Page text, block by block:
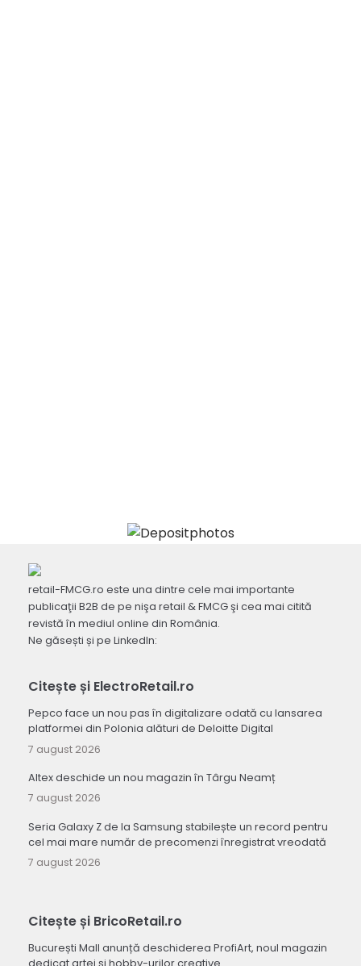
retail-FMCG.ro este una dintre cele mai importante
publicaţii B2B de pe nişa retail & FMCG şi cea mai citită
revistă în mediul online din România.
Ne găsești și pe LinkedIn:
Citește și ElectroRetail.ro
Pepco face un nou pas în digitalizare odată cu lansarea
platformei din Polonia alături de Deloitte Digital
7 august 2026
Altex deschide un nou magazin în Târgu Neamț
7 august 2026
Seria Galaxy Z de la Samsung stabilește un record pentru
cel mai mare număr de precomenzi înregistrat vreodată
7 august 2026
Citește și BricoRetail.ro
București Mall anunță deschiderea ProfiArt, noul magazin
dedicat artei și hobby-urilor creative